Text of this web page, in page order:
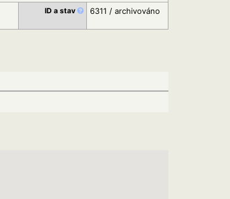
ID a stav 6311 / archivováno